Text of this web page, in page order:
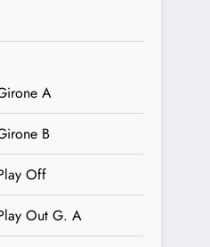
A
B
Off
Out G. A